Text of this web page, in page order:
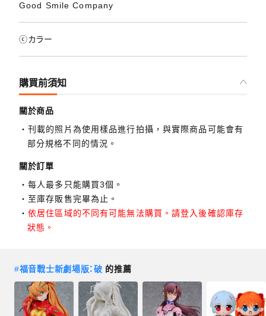
Good Smile Company
ⓒカラー
購買前須知
關於商品
刊載的照片為使用樣品進行拍攝，與實際商品可能會有
部分規格不同的情況。
關於訂單
每人最多只能購買3個。
至庫存販售完畢為止。
依居住區域的不同有可能無法購買。請登入後確認庫存
狀態。
#福音戰士新劇場版：破 的推薦